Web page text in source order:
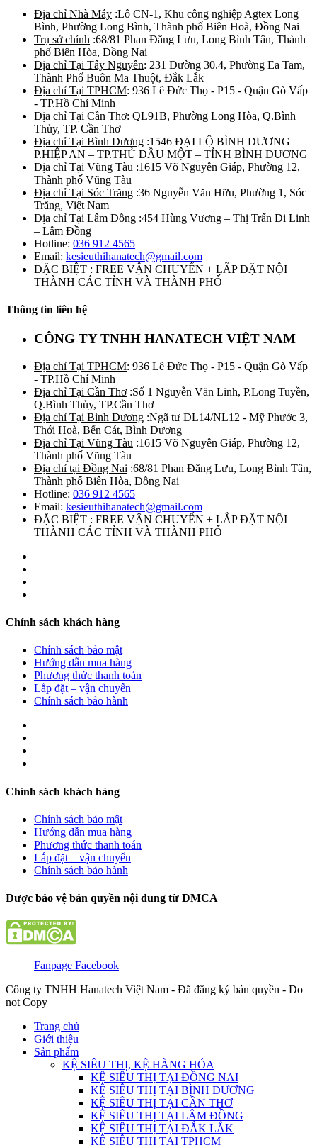
Địa chỉ Nhà Máy :Lô CN-1, Khu công nghiệp Agtex Long
Bình, Phường Long Bình, Thành phố Biên Hoà, Đồng Nai
Trụ sở chính :68/81 Phan Đăng Lưu, Long Bình Tân, Thành
phố Biên Hòa, Đồng Nai
Địa chỉ Tại Tây Nguyên: 231 Đường 30.4, Phường Ea Tam,
Thành Phố Buôn Ma Thuột, Đắk Lắk
Địa chỉ Tại TPHCM: 936 Lê Đức Thọ - P15 - Quận Gò Vấp
- TP.Hồ Chí Minh
Địa chỉ Tại Cần Thơ: QL91B, Phường Long Hòa, Q.Bình
Thủy, TP. Cần Thơ
Địa chỉ Tại Bình Dương :1546 ĐẠI LỘ BÌNH DƯƠNG –
P.HIỆP AN – TP.THỦ DẦU MỘT – TỈNH BÌNH DƯƠNG
Địa chỉ Tại Vũng Tàu :1615 Võ Nguyên Giáp, Phường 12,
Thành phố Vũng Tàu
Địa chỉ Tại Sóc Trăng :36 Nguyễn Văn Hữu, Phường 1, Sóc
Trăng, Việt Nam
Địa chỉ Tại Lâm Đồng :454 Hùng Vương – Thị Trấn Di Linh
– Lâm Đồng
Hotline: 036 912 4565
Email: kesieuthihanatech@gmail.com
ĐẶC BIỆT : FREE VẬN CHUYỂN + LẮP ĐẶT NỘI
THÀNH CÁC TỈNH VÀ THÀNH PHỐ
Thông tin liên hệ
CÔNG TY TNHH HANATECH VIỆT NAM
Địa chỉ Tại TPHCM: 936 Lê Đức Thọ - P15 - Quận Gò Vấp
- TP.Hồ Chí Minh
Địa chỉ Tại Cần Thơ:Số 1 Nguyễn Văn Linh, P.Long Tuyền,
Q.Bình Thủy, TP.Cần Thơ
Địa chỉ Tại Bình Dương :Ngã tư DL14/NL12 - Mỹ Phước 3,
Thới Hoà, Bến Cát, Bình Dương
Địa chỉ Tại Vũng Tàu :1615 Võ Nguyên Giáp, Phường 12,
Thành phố Vũng Tàu
Địa chỉ tại Đồng Nai :68/81 Phan Đăng Lưu, Long Bình Tân,
Thành phố Biên Hòa, Đồng Nai
Hotline: 036 912 4565
Email: kesieuthihanatech@gmail.com
ĐẶC BIỆT : FREE VẬN CHUYỂN + LẮP ĐẶT NỘI
THÀNH CÁC TỈNH VÀ THÀNH PHỐ
Chính sách khách hàng
Chính sách bảo mật
Hướng dẫn mua hàng
Phương thức thanh toán
Lắp đặt – vận chuyển
Chính sách bảo hành
Chính sách khách hàng
Chính sách bảo mật
Hướng dẫn mua hàng
Phương thức thanh toán
Lắp đặt – vận chuyển
Chính sách bảo hành
Được bảo vệ bản quyền nội dung từ DMCA
Fanpage Facebook
Công ty TNHH Hanatech Việt Nam - Đã đăng ký bản quyền - Do
not Copy
Trang chủ
Giới thiệu
Sản phẩm
KỆ SIÊU THỊ, KỆ HÀNG HÓA
KỆ SIÊU THỊ TẠI ĐỒNG NAI
KỆ SIÊU THỊ TẠI BÌNH DƯƠNG
KỆ SIÊU THỊ TẠI CẦN THƠ
KỆ SIÊU THỊ TẠI LÂM ĐỒNG
KỆ SIÊU THỊ TẠI ĐẮK LẮK
KỆ SIÊU THỊ TẠI TPHCM